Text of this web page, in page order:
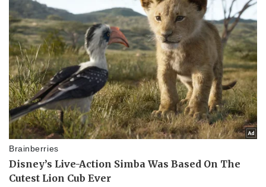
Nhi khoa
Nam khoa
Làm đẹp - giảm cân
Phòng mạch online
Ăn sạch sống khỏe